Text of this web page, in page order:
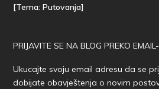
[Tema: Putovanja]
PRIJAVITE SE NA BLOG PREKO
Ukucajte svoju email adresu da se
dobijate obavještenja o novim